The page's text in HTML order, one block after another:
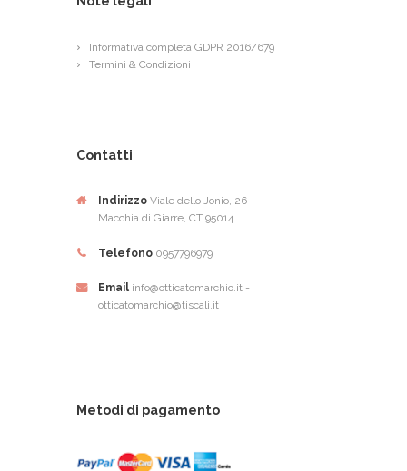
Informativa completa GDPR 2016/679
Termini & Condizioni
Contatti
Indirizzo Viale dello Jonio, 26
Macchia di Giarre, CT 95014
Telefono 0957796979
Email info@otticatomarchio.it -
otticatomarchio@tiscali.it
Metodi di pagamento